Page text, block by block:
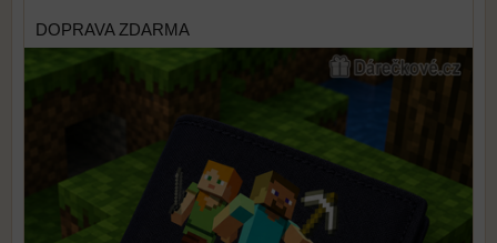
DOPRAVA ZDARMA